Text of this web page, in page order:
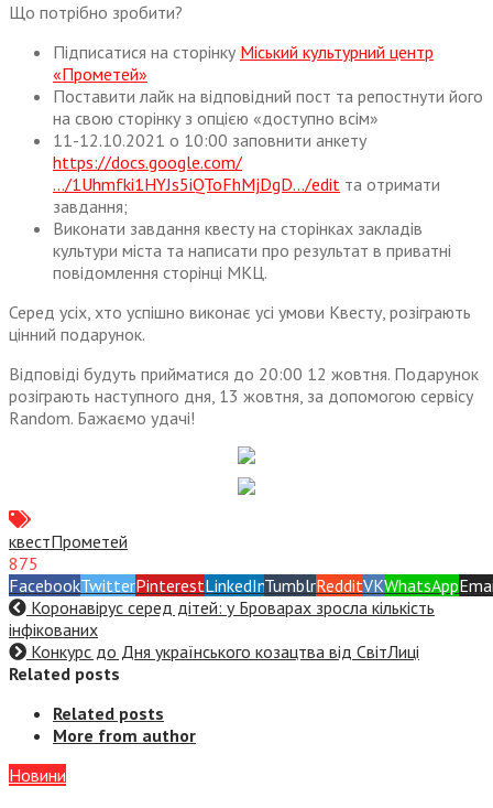
Що потрібно зробити?
Підписатися на сторінку Міський культурний центр
«Прометей»
Поставити лайк на відповідний пост та репостнути його
на свою сторінку з опцією «доступно всім»
11-12.10.2021 о 10:00 заповнити анкету
https://docs.google.com/
…/1Uhmfki1HYJs5iQToFhMjDgD…/edit та отримати
завдання;
Виконати завдання квесту на сторінках закладів
культури міста та написати про результат в приватні
повідомлення сторінці МКЦ.
Серед усіх, хто успішно виконає усі умови Квесту, розіграють
цінний подарунок.
Відповіді будуть прийматися до 20:00 12 жовтня. Подарунок
розіграють наступного дня, 13 жовтня, за допомогою сервісу
Random. Бажаємо удачі!
квестПрометей
875
FacebookTwitterPinterestLinkedInTumblrRedditVKWhatsApp
Коронавірус серед дітей: у Броварах зросла кількість
інфікованих
Конкурс до Дня українського козацтва від СвітЛиці
Related posts
Related posts
More from author
Новини